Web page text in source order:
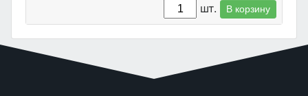
шт. В корзину